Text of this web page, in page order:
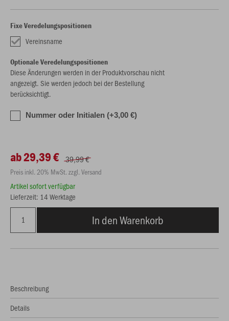
Fixe Veredelungspositionen
Vereinsname
Optionale Veredelungspositionen
Diese Änderungen werden in der Produktvorschau nicht
angezeigt. Sie werden jedoch bei der Bestellung
berücksichtigt.
Nummer oder Initialen (+3,00 €)
ab 29,39 € 39,99 €
Preis inkl. 20% MwSt. zzgl. Versand
Artikel sofort verfügbar
Lieferzeit: 14 Werktage
In den Warenkorb
Beschreibung
Details